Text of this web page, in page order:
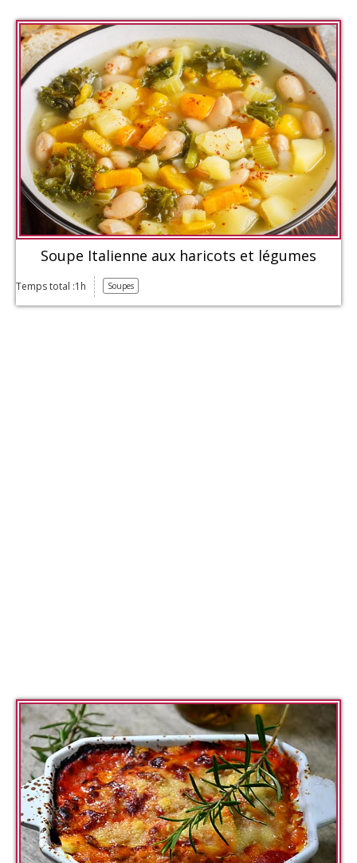
Soupe Italienne aux haricots et légumes
Temps total :1h Soupes